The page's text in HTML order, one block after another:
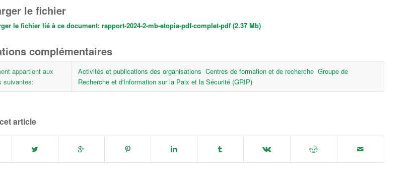
le fichier
le fichier lié à ce document: rapport-2024-2-mb-etopia-pdf-complet-pdf (2.37 Mb)
complémentaires
appartient aux
suivantes:
Activités et publications des organisations Centres de formation et de recherche Groupe de
Recherche et d'Information sur la Paix et la Sécurité (GRIP)
article